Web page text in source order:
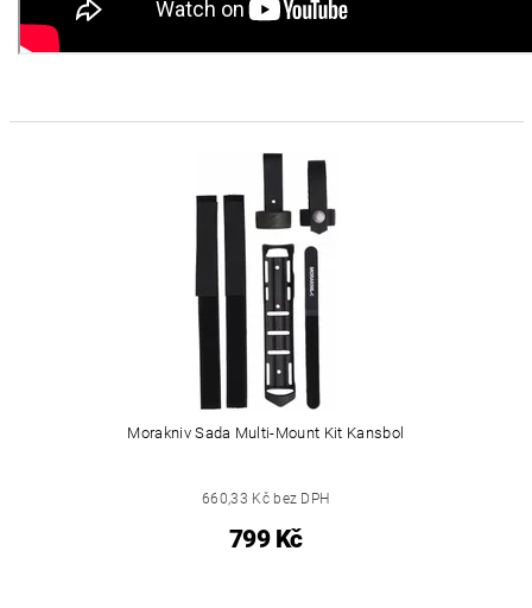
Morakniv Sada Multi-Mount Kit Kansbol
660,33 Kč bez DPH
799 Kč